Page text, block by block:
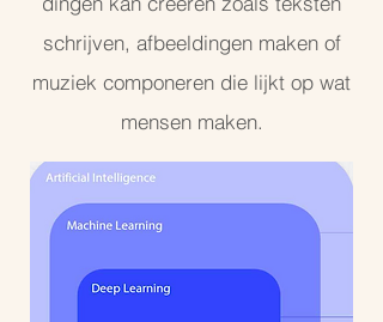
schrijven, afbeeldingen maken of
muziek componeren die lijkt op wat
mensen maken.